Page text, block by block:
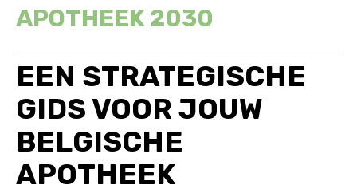
APOTHEEK 2030
EEN STRATEGISCHE
GIDS VOOR JOUW
BELGISCHE
APOTHEEK